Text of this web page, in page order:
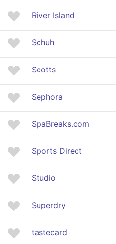
River Island
Schuh
Scotts
Sephora
SpaBreaks.com
Sports Direct
Studio
Superdry
tastecard